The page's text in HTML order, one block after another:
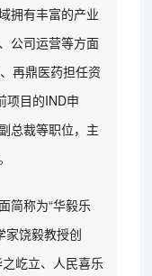
拥有丰富的产业
公司运营等方面
再鼎医药担任资
项目的IND申
总裁等职位，主
简称为“华毅乐
家饶毅教授创
屹立、人民喜乐